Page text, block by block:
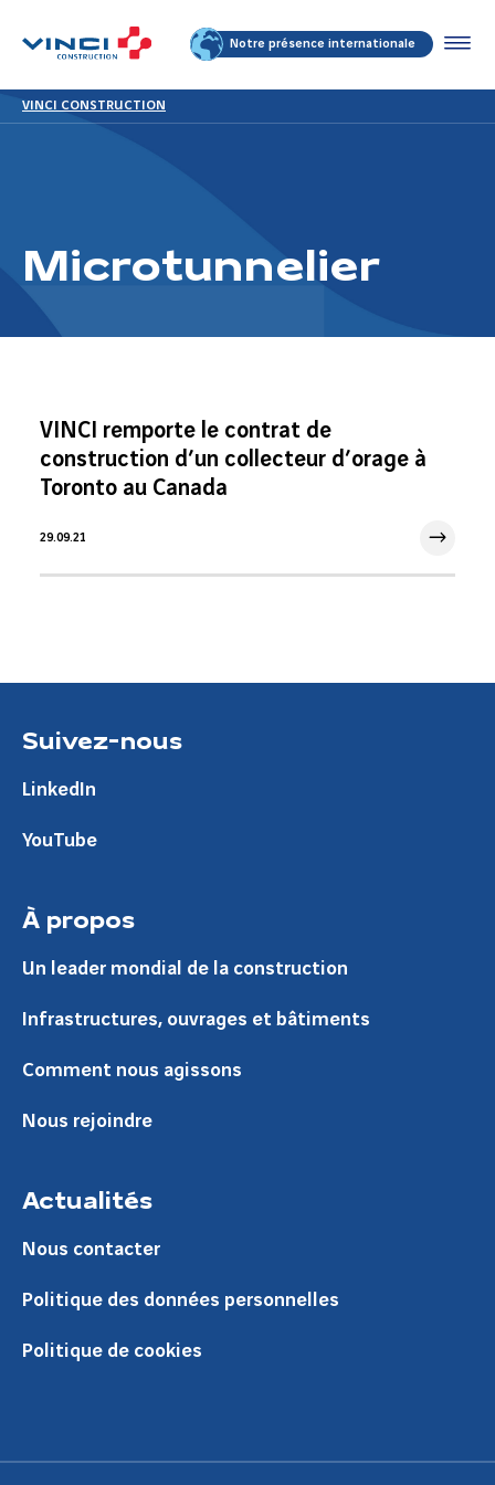
Notre présence internationale
VINCI CONSTRUCTION
Microtunnelier
VINCI remporte le contrat de
construction d’un collecteur d’orage à
Toronto au Canada
29.09.21
Suivez-nous
LinkedIn
YouTube
À propos
Un leader mondial de la construction
Infrastructures, ouvrages et bâtiments
Comment nous agissons
Nous rejoindre
Actualités
Nous contacter
Politique des données personnelles
Politique de cookies